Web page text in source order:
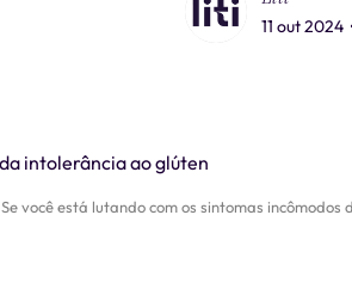
11 out 2024
Se você está lutando com os sintomas